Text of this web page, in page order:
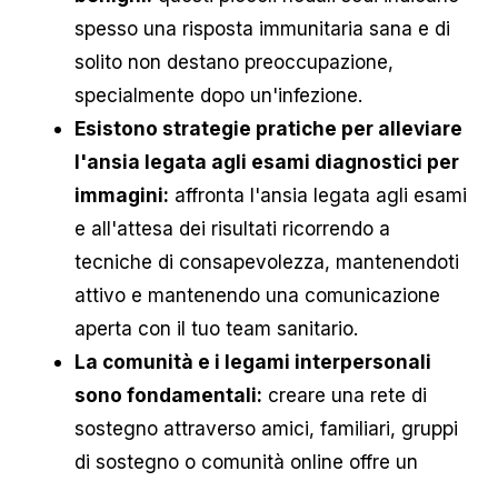
spesso una risposta immunitaria sana e di
solito non destano preoccupazione,
specialmente dopo un'infezione.
Esistono strategie pratiche per alleviare
l'ansia legata agli esami diagnostici per
immagini: affronta l'ansia legata agli esami
e all'attesa dei risultati ricorrendo a
tecniche di consapevolezza, mantenendoti
attivo e mantenendo una comunicazione
aperta con il tuo team sanitario.
La comunità e i legami interpersonali
sono fondamentali: creare una rete di
sostegno attraverso amici, familiari, gruppi
di sostegno o comunità online offre un